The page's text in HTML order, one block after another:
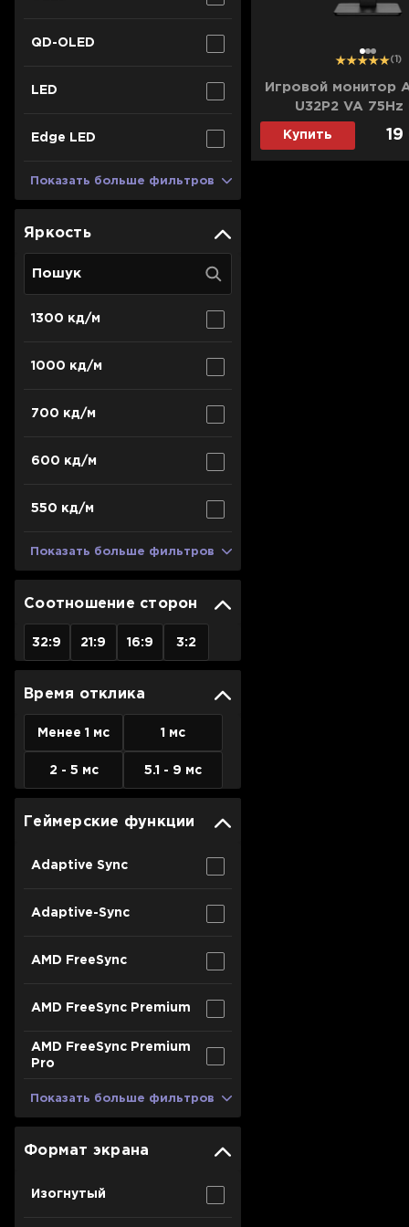
QD-OLED
LED
Edge LED
Показать больше фильтров
Яркость
1300 кд/м
1000 кд/м
700 кд/м
600 кд/м
550 кд/м
Показать больше фильтров
Соотношение сторон
32:9 21:9 16:9 3:2
Время отклика
Менее 1 мс 1 мс
2 - 5 мс 5.1 - 9 мс
Геймерские функции
Adaptive Sync
Adaptive-Sync
AMD FreeSync
AMD FreeSync Premium
AMD FreeSync Premium
Pro
Показать больше фильтров
Формат экрана
Изогнутый
12 3 (1)
Игровой монитор
U32P2 VA 75Hz
Купить 19